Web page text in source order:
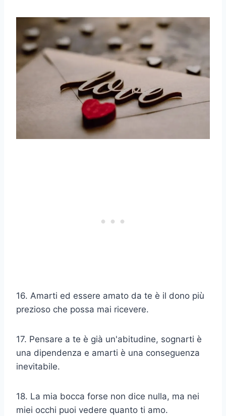
16. Amarti ed essere amato da te è il dono più
prezioso che possa mai ricevere.
17. Pensare a te è già un'abitudine, sognarti è
una dipendenza e amarti è una conseguenza
inevitabile.
18. La mia bocca forse non dice nulla, ma nei
miei occhi puoi vedere quanto ti amo.